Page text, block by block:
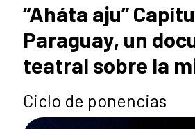
“Aháta aju”
Paraguay, un
teatral sobre la
Ciclo de ponencias